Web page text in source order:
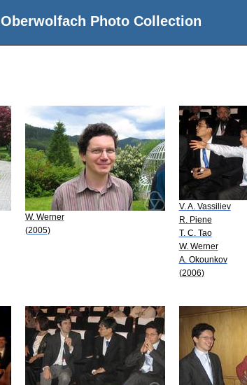
Oberwolfach Photo Collection
W. Werner
(2005)
V. A. Vassiliev
R. Piene
T. C. Tao
W. Werner
A. Okounkov
(2006)